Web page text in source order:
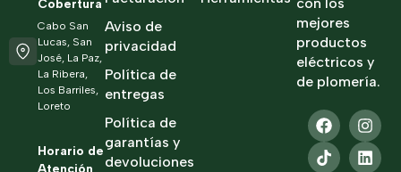
con los
mejores
productos
eléctricos y
de plomería.
Aviso de
privacidad
Política de
entregas
Política de
garantías y
devoluciones
Cobertura
Cabo San
Lucas, San
José, La Paz,
La Ribera,
Los Barriles,
Loreto
Horario de
Atención